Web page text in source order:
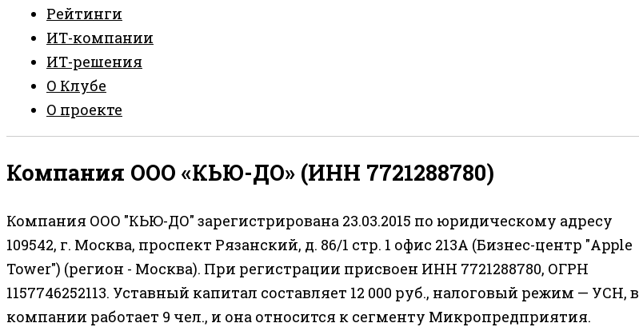
Рейтинги
ИТ-компании
ИТ-решения
О Клубе
О проекте
Компания ООО «КЬЮ-ДО» (ИНН 7721288780)
Компания ООО "КЬЮ-ДО" зарегистрирована 23.03.2015 по юридическому адресу
109542, г. Москва, проспект Рязанский, д. 86/1 стр. 1 офис 213А (Бизнес-центр "Apple
Tower") (регион - Москва). При регистрации присвоен ИНН 7721288780, ОГРН
1157746252113. Уставный капитал составляет 12 000 руб., налоговый режим — УСН, в
компании работает 9 чел., и она относится к сегменту Микропредприятия.